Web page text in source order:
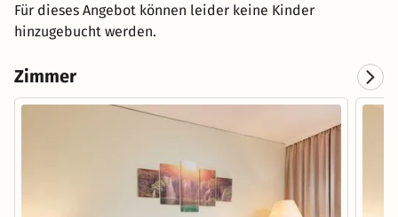
Für dieses Angebot können leider keine Kinder
hinzugebucht werden.
Zimmer